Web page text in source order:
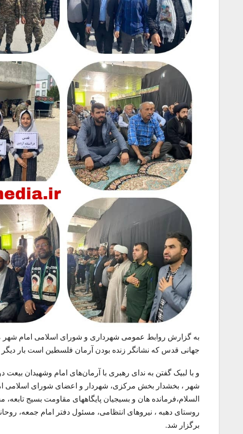
به گزارش روابط عمومی شهرداری و شورای اسلامی امام
جهانی قدس که نشانگر زنده بودن آرمان فلسطین است بار
و با لبیک گفتن به ندای رهبری با آرمان‌های امام وشهیدان
شهر ، بخشدار بخش مرکزی، شهردار و اعضای شورای اسلامی
السلام،فرمانده هان و بسیجیان پایگاههای مقاومت بسیج
روستای دهبه ، نیروهای انتظامی، مسئول دفتر امام جمعه،
برگزار شد.